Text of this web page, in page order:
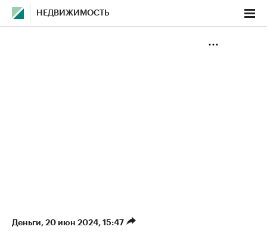
НЕДВИЖИМОСТЬ
Деньги⁠, 20 июн 2024, 15:47